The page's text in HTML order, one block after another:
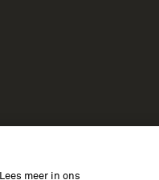
meer in ons